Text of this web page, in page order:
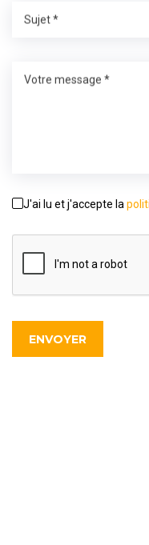
Sujet *
Votre message *
J'ai lu et j'accepte la
ENVOYER